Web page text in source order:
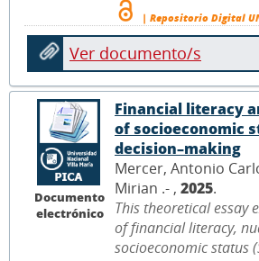
| Repositorio Digital
Ver documento/s
Documento
electrónico
Financial literacy
of socioeconomic
decision–making
Mercer, Antonio
Mirian .- , 2025.
This theoretical essay
of financial literacy,
socioeconomic status